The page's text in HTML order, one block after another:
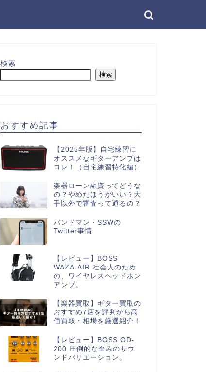
検索
検索
おすすめ記事
【2025年版】自宅練習に
オススメなギターアンプは
コレ！（自宅練習特化編）
楽器ローン融資ってどうな
の？やめたほうがいい？大
手以外で審査って通るの？
バンドマン・SSWの
Twitter事情
【レビュー】BOSS
WAZA-AIR 社会人のため
の、ワイヤレスヘッドホン
アンプ。
【楽器買取】ギター買取の
おすすめ7店を評判から高
価買取・相場を厳選紹介！
【レビュー】BOSS OD-
200 圧倒的な歪みのサウ
ンドバリエーション。